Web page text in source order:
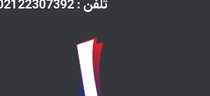
تلفن : 02122307392